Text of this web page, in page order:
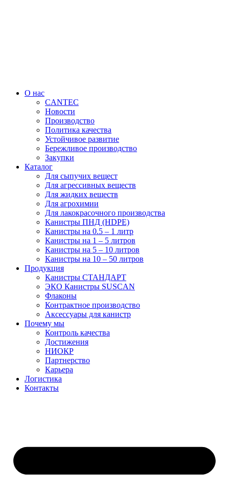
О нас
CANTEC
Новости
Производство
Политика качества
Устойчивое развитие
Бережливое производство
Закупки
Каталог
Для сыпучих вещест
Для агрессивных веществ
Для жидких веществ
Для агрохимии
Для лакокрасочного производства
Канистры ПНД (HDPE)
Канистры на 0.5 – 1 литр
Канистры на 1 – 5 литров
Канистры на 5 – 10 литров
Канистры на 10 – 50 литров
Продукция
Канистры СТАНДАРТ
ЭКО Канистры SUSCAN
Флаконы
Контрактное производство
Аксессуары для канистр
Почему мы
Контроль качества
Достижения
НИОКР
Партнерство
Карьера
Логистика
Контакты